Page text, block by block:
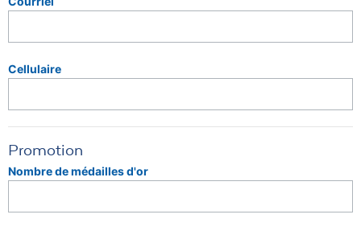
Cellulaire
Promotion
Nombre de médailles d'or